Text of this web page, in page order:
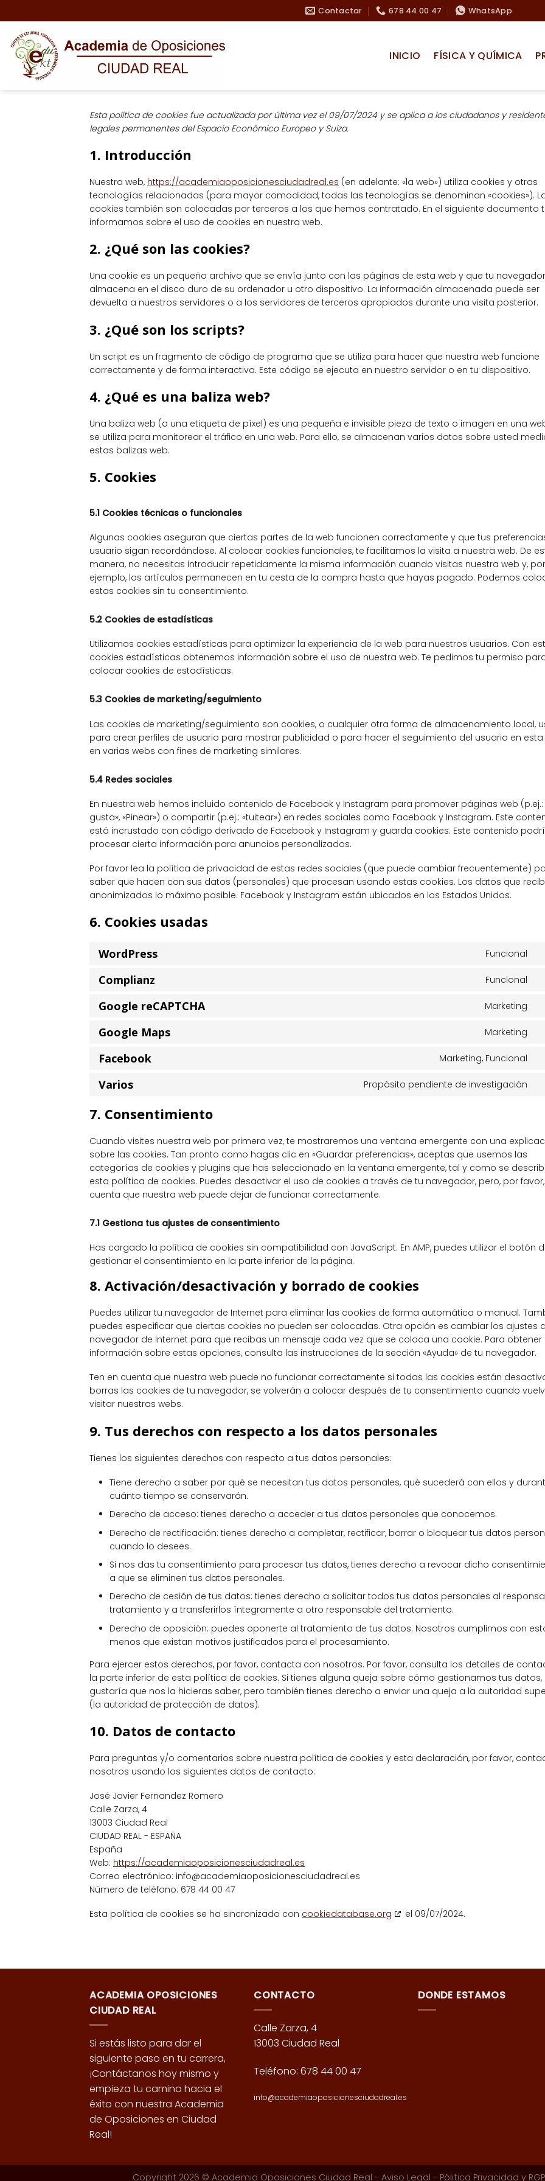
al
contenido
Contactar 678 44 00 47 WhatsApp
INICIO FÍSICA Y QUÍMICA
Esta política de cookies fue actualizada por última vez el 09/07/2024 y se aplica a los ciudadanos y
legales permanentes del Espacio Económico Europeo y Suiza.
1. Introducción
Nuestra web, https://academiaoposicionesciudadreal.es (en adelante: «la web») utiliza cookies y otras
tecnologías relacionadas (para mayor comodidad, todas las tecnologías se denominan «cookies»).
cookies también son colocadas por terceros a los que hemos contratado. En el siguiente documento
informamos sobre el uso de cookies en nuestra web.
2. ¿Qué son las cookies?
Una cookie es un pequeño archivo que se envía junto con las páginas de esta web y que tu navegador
almacena en el disco duro de su ordenador u otro dispositivo. La información almacenada puede ser
devuelta a nuestros servidores o a los servidores de terceros apropiados durante una visita posterior.
3. ¿Qué son los scripts?
Un script es un fragmento de código de programa que se utiliza para hacer que nuestra web funcione
correctamente y de forma interactiva. Este código se ejecuta en nuestro servidor o en tu dispositivo.
4. ¿Qué es una baliza web?
Una baliza web (o una etiqueta de píxel) es una pequeña e invisible pieza de texto o imagen en una
se utiliza para monitorear el tráfico en una web. Para ello, se almacenan varios datos sobre usted
estas balizas web.
5. Cookies
5.1 Cookies técnicas o funcionales
Algunas cookies aseguran que ciertas partes de la web funcionen correctamente y que tus
usuario sigan recordándose. Al colocar cookies funcionales, te facilitamos la visita a nuestra web. De
manera, no necesitas introducir repetidamente la misma información cuando visitas nuestra web y, por
ejemplo, los artículos permanecen en tu cesta de la compra hasta que hayas pagado. Podemos
estas cookies sin tu consentimiento.
5.2 Cookies de estadísticas
Utilizamos cookies estadísticas para optimizar la experiencia de la web para nuestros usuarios. Con
cookies estadísticas obtenemos información sobre el uso de nuestra web. Te pedimos tu permiso
colocar cookies de estadísticas.
5.3 Cookies de marketing/seguimiento
Las cookies de marketing/seguimiento son cookies, o cualquier otra forma de almacenamiento local,
para crear perfiles de usuario para mostrar publicidad o para hacer el seguimiento del usuario en esta
en varias webs con fines de marketing similares.
5.4 Redes sociales
En nuestra web hemos incluido contenido de Facebook y Instagram para promover páginas web (p.ej.:
gusta», «Pinear») o compartir (p.ej.: «tuitear») en redes sociales como Facebook y Instagram. Este
está incrustado con código derivado de Facebook y Instagram y guarda cookies. Este contenido
procesar cierta información para anuncios personalizados.
Por favor lea la política de privacidad de estas redes sociales (que puede cambiar frecuentemente)
saber que hacen con sus datos (personales) que procesan usando estas cookies. Los datos que
anonimizados lo máximo posible. Facebook y Instagram están ubicados en los Estados Unidos.
6. Cookies usadas
WordPress Funcional
Complianz Funcional
Google reCAPTCHA Marketing
Google Maps Marketing
Facebook Marketing, Funcional
Varios Propósito pendiente de investigación
7. Consentimiento
Cuando visites nuestra web por primera vez, te mostraremos una ventana emergente con una
sobre las cookies. Tan pronto como hagas clic en «Guardar preferencias», aceptas que usemos las
categorías de cookies y plugins que has seleccionado en la ventana emergente, tal y como se
esta política de cookies. Puedes desactivar el uso de cookies a través de tu navegador, pero, por
cuenta que nuestra web puede dejar de funcionar correctamente.
7.1 Gestiona tus ajustes de consentimiento
Has cargado la política de cookies sin compatibilidad con JavaScript. En AMP, puedes utilizar el botón
gestionar el consentimiento en la parte inferior de la página.
8. Activación/desactivación y borrado de cookies
Puedes utilizar tu navegador de Internet para eliminar las cookies de forma automática o manual.
puedes especificar que ciertas cookies no pueden ser colocadas. Otra opción es cambiar los ajustes
navegador de Internet para que recibas un mensaje cada vez que se coloca una cookie. Para obtener
información sobre estas opciones, consulta las instrucciones de la sección «Ayuda» de tu navegador.
Ten en cuenta que nuestra web puede no funcionar correctamente si todas las cookies están
borras las cookies de tu navegador, se volverán a colocar después de tu consentimiento cuando
visitar nuestras webs.
9. Tus derechos con respecto a los datos personales
Tienes los siguientes derechos con respecto a tus datos personales:
Tiene derecho a saber por qué se necesitan tus datos personales, qué sucederá con ellos y
cuánto tiempo se conservarán.
Derecho de acceso: tienes derecho a acceder a tus datos personales que conocemos.
Derecho de rectificación: tienes derecho a completar, rectificar, borrar o bloquear tus datos
cuando lo desees.
Si nos das tu consentimiento para procesar tus datos, tienes derecho a revocar dicho
a que se eliminen tus datos personales.
Derecho de cesión de tus datos: tienes derecho a solicitar todos tus datos personales al
tratamiento y a transferirlos íntegramente a otro responsable del tratamiento.
Derecho de oposición: puedes oponerte al tratamiento de tus datos. Nosotros cumplimos con
menos que existan motivos justificados para el procesamiento.
Para ejercer estos derechos, por favor, contacta con nosotros. Por favor, consulta los detalles de
la parte inferior de esta política de cookies. Si tienes alguna queja sobre cómo gestionamos tus datos,
gustaría que nos la hicieras saber, pero también tienes derecho a enviar una queja a la autoridad
(la autoridad de protección de datos).
10. Datos de contacto
Para preguntas y/o comentarios sobre nuestra política de cookies y esta declaración, por favor,
nosotros usando los siguientes datos de contacto:
José Javier Fernandez Romero
Calle Zarza, 4
13003 Ciudad Real
CIUDAD REAL - ESPAÑA
España
Web: https://academiaoposicionesciudadreal.es
Correo electrónico: se.laerdaduicsenoicisopoaimedaca@ofni
Número de teléfono: 678 44 00 47
Esta política de cookies se ha sincronizado con cookiedatabase.org el 09/07/2024.
ACADEMIA OPOSICIONES
CIUDAD REAL
Si estás listo para dar el
siguiente paso en tu carrera,
¡Contáctanos hoy mismo y
empieza tu camino hacia el
éxito con nuestra Academia
de Oposiciones en Ciudad
Real!
CONTACTO
Calle Zarza, 4
13003 Ciudad Real
Teléfono: 678 44 00 47
info@academiaoposicionesciudadreal.es
DONDE ESTAMOS
Copyright 2026 © Academia Oposiciones Ciudad Real - Aviso Legal - Pólitica Privacidad y